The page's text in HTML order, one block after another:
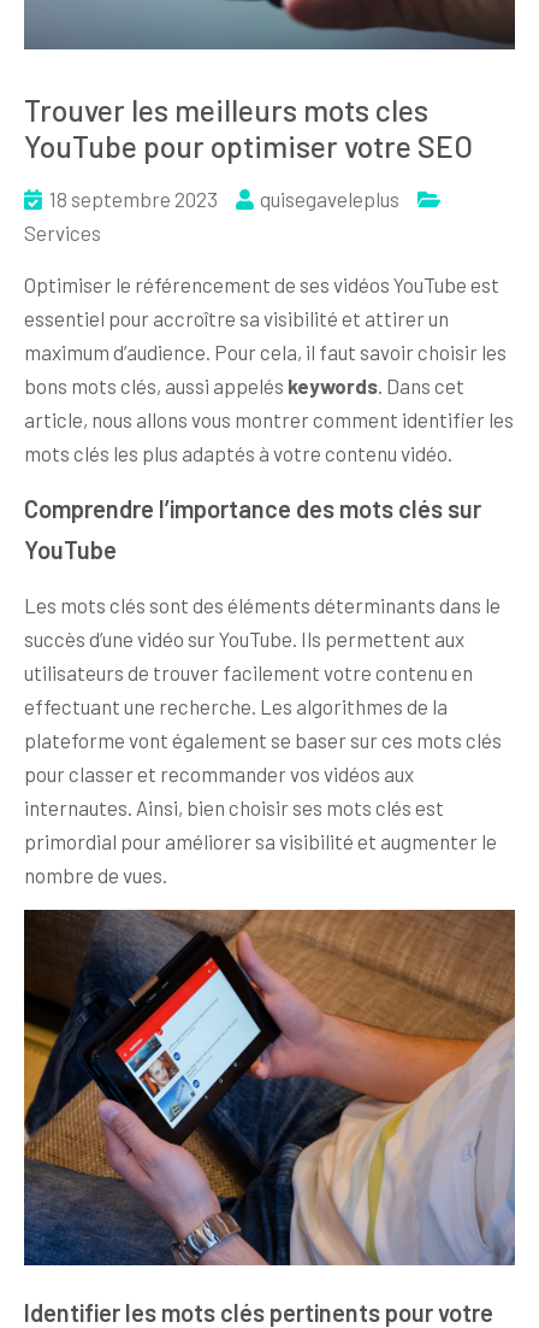
Trouver les meilleurs mots cles
YouTube pour optimiser votre SEO
18 septembre 2023
quisegaveleplus
Services
Optimiser le référencement de ses vidéos YouTube est
essentiel pour accroître sa visibilité et attirer un
maximum d’audience. Pour cela, il faut savoir choisir les
bons mots clés, aussi appelés keywords. Dans cet
article, nous allons vous montrer comment identifier les
mots clés les plus adaptés à votre contenu vidéo.
Comprendre l’importance des mots clés sur
YouTube
Les mots clés sont des éléments déterminants dans le
succès d’une vidéo sur YouTube. Ils permettent aux
utilisateurs de trouver facilement votre contenu en
effectuant une recherche. Les algorithmes de la
plateforme vont également se baser sur ces mots clés
pour classer et recommander vos vidéos aux
internautes. Ainsi, bien choisir ses mots clés est
primordial pour améliorer sa visibilité et augmenter le
nombre de vues.
Identifier les mots clés pertinents pour votre